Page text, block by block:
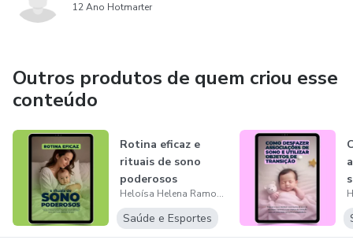
-Feedback da análise da rotina
-Exterogestação
-Amamentação
“Este produto não substitui o parecer profissional. Sempre
consulte um profissional da saúde para tratar de assuntos
relativos à saúde.”
12 Ano Hotmarter
Outros produtos de quem criou esse
conteúdo
Rotina eficaz e
rituais de sono
poderosos
Heloísa Helena Ramos Gonçalves
Saúde e Esportes